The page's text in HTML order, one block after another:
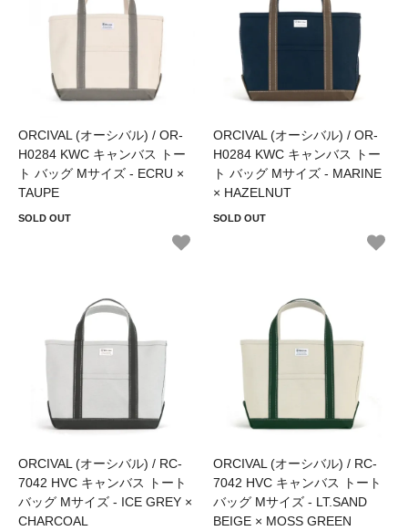
ORCIVAL (オーシバル) / OR-
H0284 KWC キャンバス トー
ト バッグ Mサイズ - ECRU ×
TAUPE
SOLD OUT
ORCIVAL (オーシバル) / OR-
H0284 KWC キャンバス トー
ト バッグ Mサイズ - MARINE
× HAZELNUT
SOLD OUT
ORCIVAL (オーシバル) / RC-
7042 HVC キャンバス トート
バッグ Mサイズ - ICE GREY ×
CHARCOAL
ORCIVAL (オーシバル) / RC-
7042 HVC キャンバス トート
バッグ Mサイズ - LT.SAND
BEIGE × MOSS GREEN